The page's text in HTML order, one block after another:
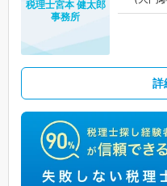
税理士宮本 健太郎
事務所
詳